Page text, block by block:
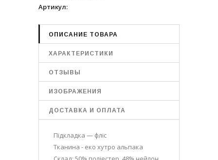
Артикул:
ОПИСАНИЕ ТОВАРА
ХАРАКТЕРИСТИКИ
ОТЗЫВЫ
ИЗОБРАЖЕНИЯ
ДОСТАВКА И ОПЛАТА
Підкладка — фліс
Тканина - еко хутро альпака